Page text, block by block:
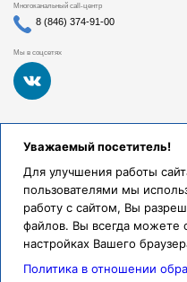
Многоканальный call-центр
8 (846) 374-91-00
Мы в соцсетях
Федеральное
учреждение высшего
здравоохранения
были основаны в 1930
Реквизиты и правовая
Политика обработки
© Клиники СамГМУ,
Уважаемый посетитель!
Для улучшения работы
пользователями мы
работу с сайтом, Вы
файлов. Вы всегда можете
настройках Вашего
Политика в отношении